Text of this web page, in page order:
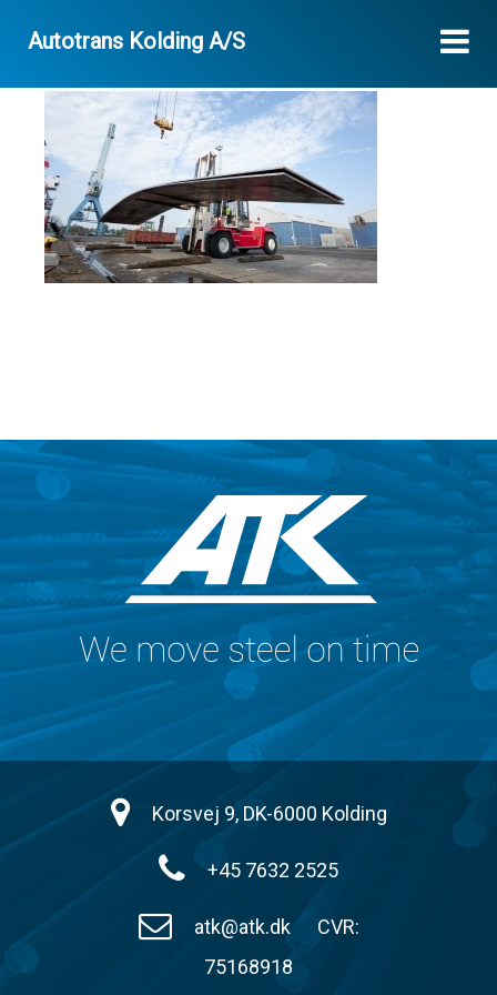
Autotrans Kolding A/S
Korsvej 9, DK-6000 Kolding
+45 7632 2525
atk@atk.dk
CVR:
75168918